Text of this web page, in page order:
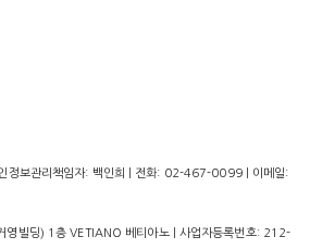
정보관리책임자: 백인희 | 전화: 02-467-0099 | 이메일:
영빌딩) 1층 VETIANO 베티아노 | 사업자등록번호: 212-